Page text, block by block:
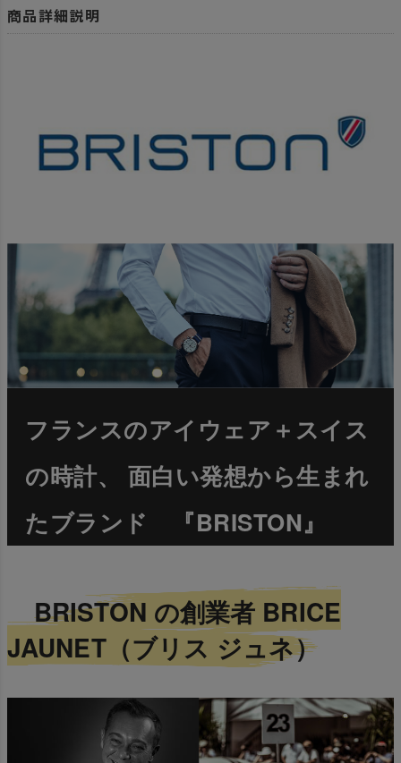
商品詳細説明
フランスのアイウェア＋スイス
の時計、 面白い発想から生まれ
たブランド 『BRISTON』
BRISTON の創業者 BRICE
JAUNET（ブリス ジュネ）